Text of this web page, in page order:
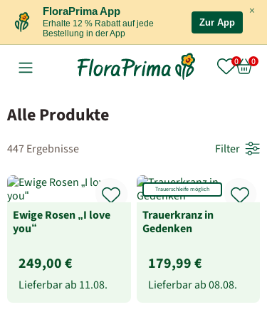
×
FloraPrima App
Erhalte 12 % Rabatt auf jede
Bestellung in der App
Zur App
Alle Produkte
447 Ergebnisse Filter
Ewige Rosen „I love
you“
249,00 €
Lieferbar ab 11.08.
Trauerschleife möglich
Trauerkranz in
Gedenken
179,99 €
Lieferbar ab08.08.